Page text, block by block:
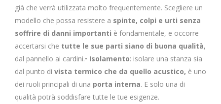
già che verrà utilizzata molto frequentemente. Scegliere un
modello che possa resistere a spinte, colpi e urti senza
soffrire di danni importanti è fondamentale, e occorre
accertarsi che tutte le sue parti siano di buona qualità,
dal pannello ai cardini.• Isolamento: isolare una stanza sia
dal punto di vista termico che da quello acustico, è uno
dei ruoli principali di una porta interna. E solo una di
qualità potrà soddisfare tutte le tue esigenze.